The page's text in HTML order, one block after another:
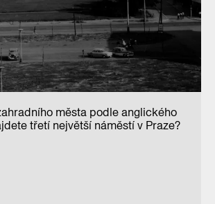
města podle anglického
třetí největší náměstí v Praze?